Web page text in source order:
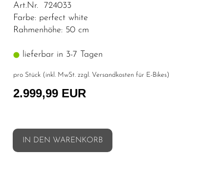
Art.Nr. 724033
Farbe: perfect white
Rahmenhöhe: 50 cm
lieferbar in 3-7 Tagen
pro Stück (inkl. MwSt. zzgl. Versandkosten für E-Bikes)
2.999,99 EUR
IN DEN WARENKORB